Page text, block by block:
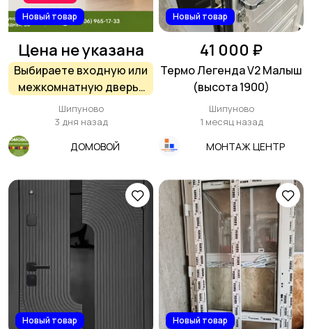
Новый товар
Цена не указана
Выбираете входную или
межкомнатную дверь?
Двери в супермаркете
Домовой
Шипуново
3 дня назад
ДОМОВОЙ
Новый товар
41 000 ₽
Термо Легенда V2 Малыш
(высота 1900)
Шипуново
1 месяц назад
МОНТАЖ ЦЕНТР
Новый товар Новый товар